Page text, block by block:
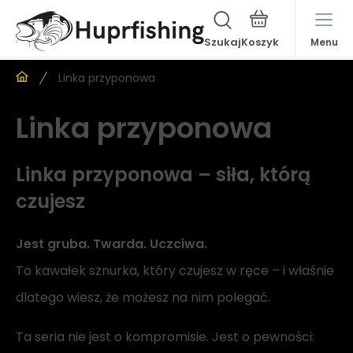
Szukaj Menu
Linka przyponowa
Linka przyponowa
Linka przyponowa – siła, którą
czujesz
Jest gruba. Twarda. Uczciwa.
To kawałek sznurka, który czujesz w ręce – i właśnie
dlatego wiesz, że możesz na nim polegać.
Ta seria nie jest o kompromisie. Jest o pewności: